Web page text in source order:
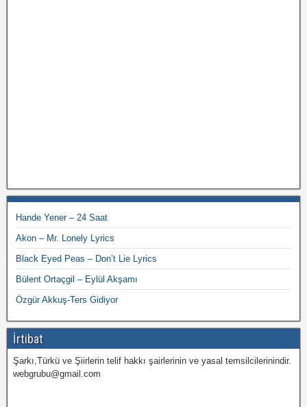
Hande Yener – 24 Saat
Akon – Mr. Lonely Lyrics
Black Eyed Peas – Don’t Lie Lyrics
Bülent Ortaçgil – Eylül Akşamı
Özgür Akkuş-Ters Gidiyor
İrtibat
Şarkı,Türkü ve Şiirlerin telif hakkı şairlerinin ve yasal temsilcilerinindir.
webgrubu@gmail.com